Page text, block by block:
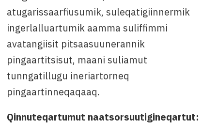
atugarissaarfiusumik, suleqatigiinnermik
ingerlalluartumik aamma suliffimmi
avatangiisit pitsaasuunerannik
pingaartitsisut, maani suliamut
tunngatillugu ineriartorneq
pingaartinneqaqaaq.
Qinnuteqartumut naatsorsuutigineqartut: